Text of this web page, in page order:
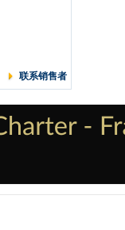
联系销售者